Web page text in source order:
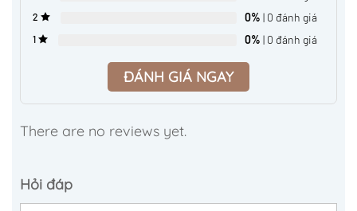
2 0% | 0 đánh giá
1 0% | 0 đánh giá
ĐÁNH GIÁ NGAY
There are no reviews yet.
Hỏi đáp